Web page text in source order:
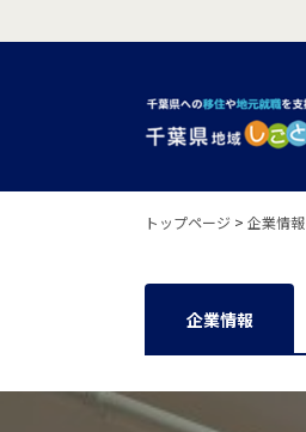
トップページ > 企業情報
企業情報